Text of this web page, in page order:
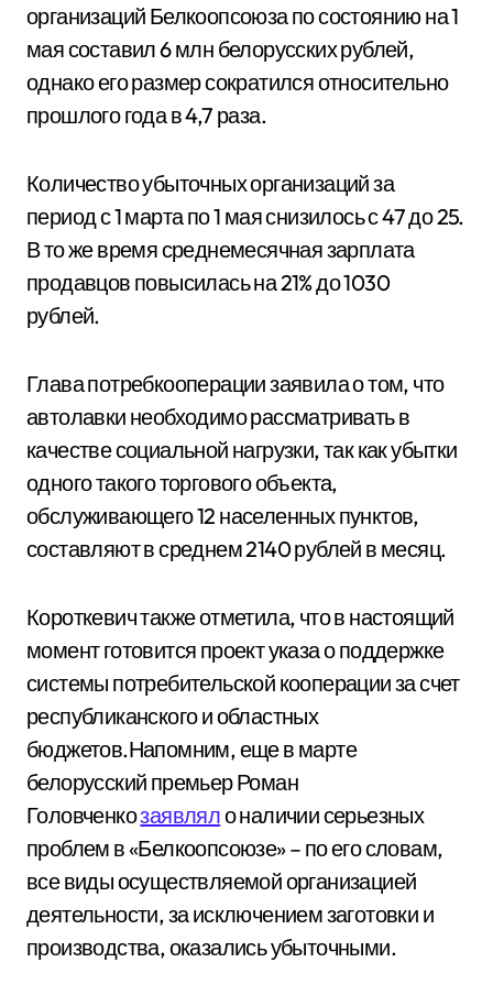
организаций Белкоопсоюза по состоянию на 1
мая составил 6 млн белорусских рублей,
однако его размер сократился относительно
прошлого года в 4,7 раза.
Количество убыточных организаций за
период с 1 марта по 1 мая снизилось с 47 до 25.
В то же время среднемесячная зарплата
продавцов повысилась на 21% до 1030
рублей.
Глава потребкооперации заявила о том, что
автолавки необходимо рассматривать в
качестве социальной нагрузки, так как убытки
одного такого торгового объекта,
обслуживающего 12 населенных пунктов,
составляют в среднем 2140 рублей в месяц.
Короткевич также отметила, что в настоящий
момент готовится проект указа о поддержке
системы потребительской кооперации за счет
республиканского и областных
бюджетов.Напомним, еще в марте
белорусский премьер Роман
Головченкозаявляло наличии серьезных
проблем в «Белкоопсоюзе» – по его словам,
все виды осуществляемой организацией
деятельности, за исключением заготовки и
производства, оказались убыточными.